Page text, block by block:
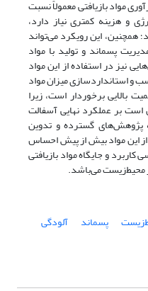
مواد بازیافتی معمولاً نسبت
و هزینه کمتری نیاز دارد،
این رویکرد می‌تواند
پسماند و تولید با مواد
نیز در استفاده از این مواد
و استانداردسازی میزان مواد
بالایی برخوردار است، زیرا
بر عملکرد نهایی آسفالت
به پژوهش‌های‌ گسترده و تدوین
این مواد بیش از پیش احساس
و جایگاه مواد بازیافتی
محیط‌زیست می‌باشد.
پسماند
آلودگی